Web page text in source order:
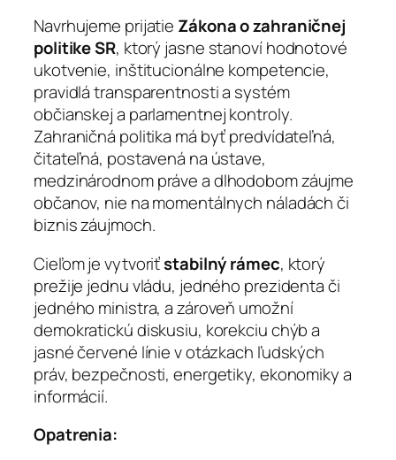
Navrhujeme prijatie Zákona o zahraničnej
politike SR, ktorý jasne stanoví hodnotové
ukotvenie, inštitucionálne kompetencie,
pravidlá transparentnosti a systém
občianskej a parlamentnej kontroly.
Zahraničná politika má byť predvídateľná,
čitateľná, postavená na ústave,
medzinárodnom práve a dlhodobom záujme
občanov, nie na momentálnych náladách či
biznis záujmoch.
Cieľom je vytvoriťstabilný rámec, ktorý
prežije jednu vládu, jedného prezidenta či
jedného ministra, a zároveň umožní
demokratickú diskusiu, korekciu chýb a
jasné červené línie v otázkach ľudských
práv, bezpečnosti, energetiky, ekonomiky a
informácií.
Opatrenia: